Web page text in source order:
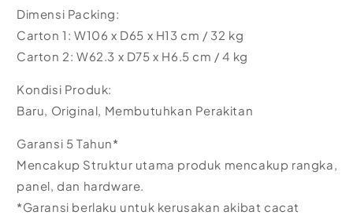
Dimensi Packing:
Carton 1: W106 x D65 x H13 cm / 32 kg
Carton 2: W62.3 x D75 x H6.5 cm / 4 kg
Kondisi Produk:
Baru, Original, Membutuhkan Perakitan
Garansi 5 Tahun*
Mencakup Struktur utama produk mencakup rangka,
panel, dan hardware.
*Garansi berlaku untuk kerusakan akibat cacat